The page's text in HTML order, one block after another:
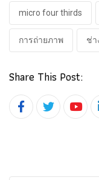
micro four thirds
การถ่ายภาพ ช่า
Share This Post: